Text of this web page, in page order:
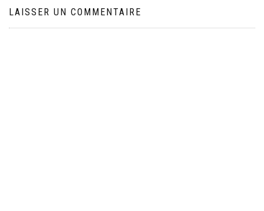
LAISSER UN COMMENTAIRE